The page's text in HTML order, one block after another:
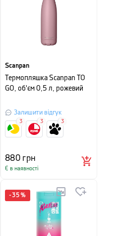
Scanpan
Термопляшка Scanpan TO
GO, об'єм 0,5 л, рожевий
Залишити відгук
880грн
Є в наявності
3 3 3
-35 %